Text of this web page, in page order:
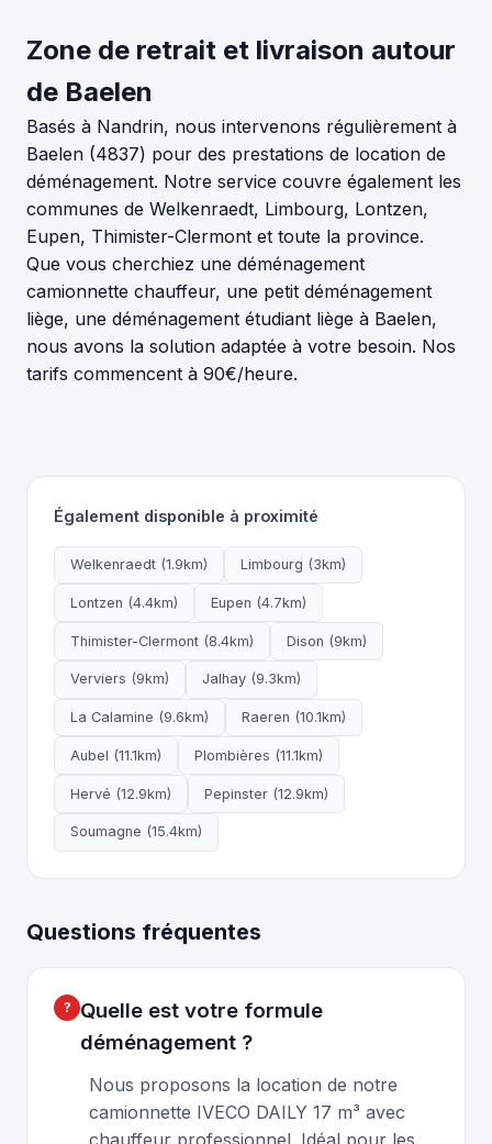
Zone de retrait et livraison autour
de Baelen
Basés à Nandrin, nous intervenons régulièrement à
Baelen (4837) pour des prestations de location de
déménagement. Notre service couvre également les
communes de Welkenraedt, Limbourg, Lontzen,
Eupen, Thimister-Clermont et toute la province.
Que vous cherchiez une déménagement
camionnette chauffeur, une petit déménagement
liège, une déménagement étudiant liège à Baelen,
nous avons la solution adaptée à votre besoin. Nos
tarifs commencent à 90€/heure.
Également disponible à proximité
Welkenraedt (1.9km) Limbourg (3km)
Lontzen (4.4km) Eupen (4.7km)
Thimister-Clermont (8.4km) Dison (9km)
Verviers (9km) Jalhay (9.3km)
La Calamine (9.6km) Raeren (10.1km)
Aubel (11.1km) Plombières (11.1km)
Hervé (12.9km) Pepinster (12.9km)
Soumagne (15.4km)
Questions fréquentes
Quelle est votre formule
déménagement ?
Nous proposons la location de notre
camionnette IVECO DAILY 17 m³ avec
chauffeur professionnel. Idéal pour les